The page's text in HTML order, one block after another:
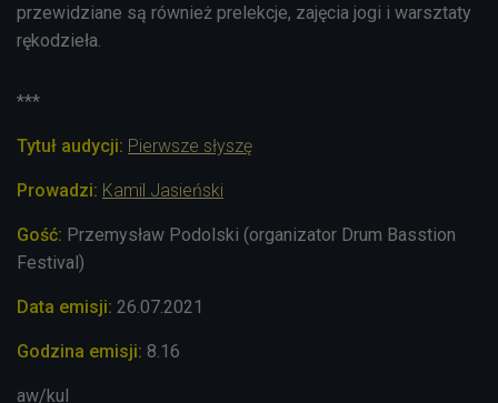
przewidziane są również prelekcje, zajęcia jogi i warsztaty
rękodzieła.
***
Tytuł audycji: Pierwsze słyszę
Prowadzi: Kamil Jasieński
Gość: Przemysław Podolski (organizator Drum Basstion
Festival)
Data emisji: 26.07 .2021
Godzina emisji: 8.16
aw/kul